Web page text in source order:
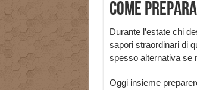
Come
Durante l’estate chi
sapori straordinari di
spesso alternativa se
Oggi insieme